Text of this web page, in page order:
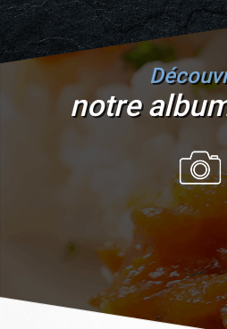
notre